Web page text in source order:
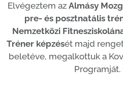
Elvégeztem az Almásy
pre- és posztnatális
Nemzetközi
Tréner képzését majd
beletéve, megalkottuk a
Programját.